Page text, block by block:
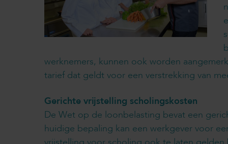
werknemers, kunnen ook worden
tarief dat geldt voor een verstrekking van
Gerichte vrijstelling scholingskosten
De Wet op de loonbelasting bevat een
huidige bepaling kan een werkgever voor